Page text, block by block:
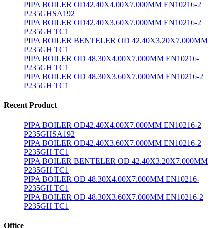
PIPA BOILER OD42.40X4.00X7.000MM EN10216-2
P235GHSA192
PIPA BOILER OD42.40X3.60X7.000MM EN10216-2
P235GH TC1
PIPA BOILER BENTELER OD 42.40X3.20X7.000MM
P235GH TC1
PIPA BOILER OD 48.30X4.00X7.000MM EN10216-
P235GH TC1
PIPA BOILER OD 48.30X3.60X7.000MM EN10216-2
P235GH TC1
Recent Product
PIPA BOILER OD42.40X4.00X7.000MM EN10216-2
P235GHSA192
PIPA BOILER OD42.40X3.60X7.000MM EN10216-2
P235GH TC1
PIPA BOILER BENTELER OD 42.40X3.20X7.000MM
P235GH TC1
PIPA BOILER OD 48.30X4.00X7.000MM EN10216-
P235GH TC1
PIPA BOILER OD 48.30X3.60X7.000MM EN10216-2
P235GH TC1
Office